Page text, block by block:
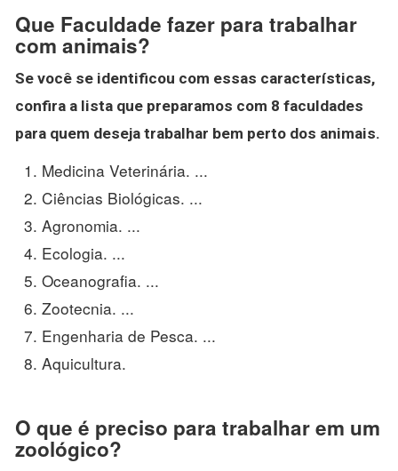
Que Faculdade fazer para trabalhar
com animais?
Se você se identificou com essas características,
confira a lista que preparamos com 8 faculdades
para quem deseja trabalhar bem perto dos animais.
Medicina Veterinária. ...
Ciências Biológicas. ...
Agronomia. ...
Ecologia. ...
Oceanografia. ...
Zootecnia. ...
Engenharia de Pesca. ...
Aquicultura.
O que é preciso para trabalhar em um
zoológico?